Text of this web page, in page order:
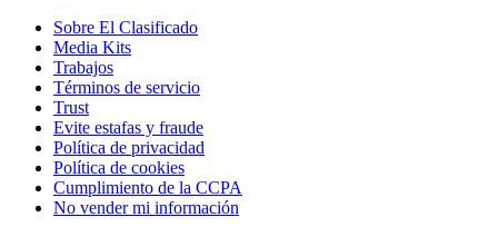
Sobre El Clasificado
Media Kits
Trabajos
Términos de servicio
Trust
Evite estafas y fraude
Política de privacidad
Política de cookies
Cumplimiento de la CCPA
No vender mi información